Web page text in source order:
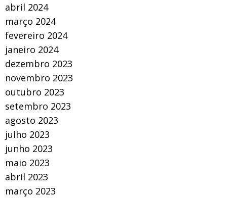
abril 2024
março 2024
fevereiro 2024
janeiro 2024
dezembro 2023
novembro 2023
outubro 2023
setembro 2023
agosto 2023
julho 2023
junho 2023
maio 2023
abril 2023
março 2023